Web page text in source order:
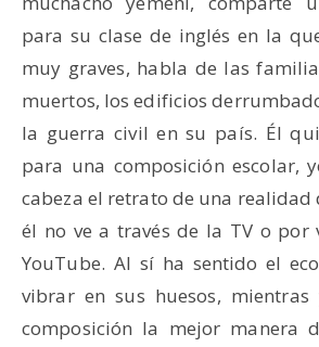
para su clase de inglés en la
muy graves, habla de las
muertos, los edificios
la guerra civil en su país. Él
para una composición escolar,
cabeza el retrato de una realidad
él no ve a través de la TV o por
YouTube. Al sí ha sentido el
vibrar en sus huesos,
composición la mejor manera